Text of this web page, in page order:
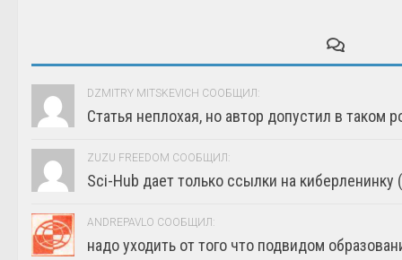
DZMITRY MITSKEVICH СООБЩИЛ:
Статья неплохая, но автор допустил в таком
ZUZU FREEDOM СООБЩИЛ:
Sci-Hub дает только ссылки на киберленинку
ANDREPAVLO СООБЩИЛ:
надо уходить от того что подвидом